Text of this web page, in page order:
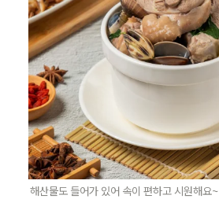
해산물도 들어가 있어 속이 편하고 시원해요~